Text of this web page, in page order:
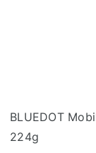
BLUEDOT
224g